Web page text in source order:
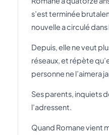
s’est terminée
nouvelle a circulé dans
Depuis, elle ne veut
réseaux, et répète
personne ne l’aimera
Ses parents, inquiets
l’adressent.
Quand Romane vient